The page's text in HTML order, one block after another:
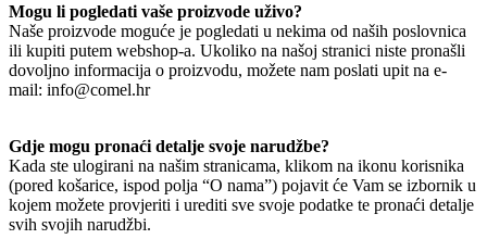
Mogu li pogledati vaše proizvode uživo?
Naše proizvode moguće je pogledati u nekima od naših poslovnica
ili kupiti putem webshop-a. Ukoliko na našoj stranici niste pronašli
dovoljno informacija o proizvodu, možete nam poslati upit na e-
mail: info@comel.hr
Gdje mogu pronaći detalje svoje narudžbe?
Kada ste ulogirani na našim stranicama, klikom na ikonu korisnika
(pored košarice, ispod polja “O nama”) pojavit će Vam se izbornik u
kojem možete provjeriti i urediti sve svoje podatke te pronaći detalje
svih svojih narudžbi.